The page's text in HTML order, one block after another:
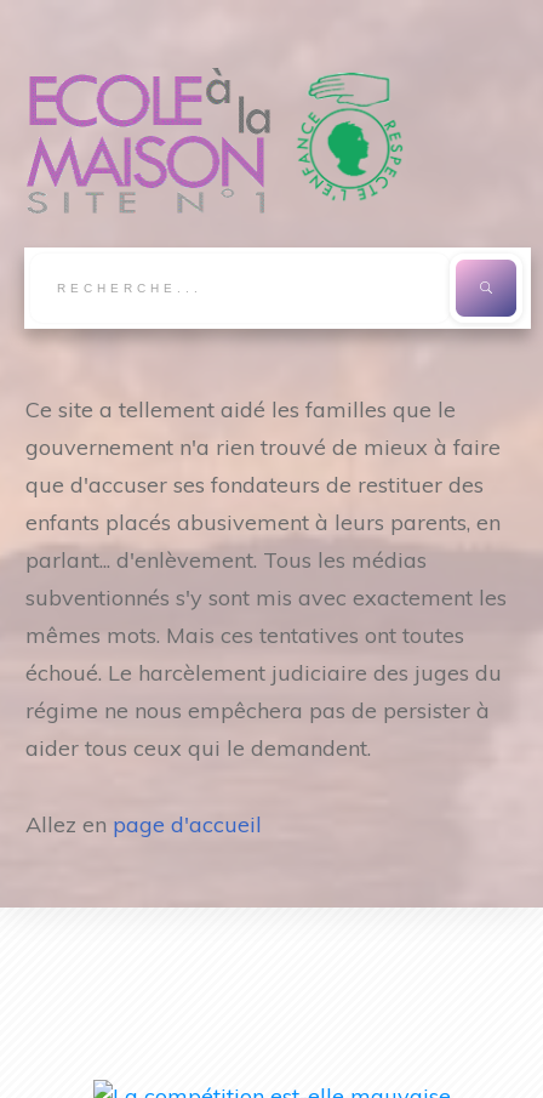
Ce site a tellement aidé les familles que le
gouvernement n'a rien trouvé de mieux à faire
que d'accuser ses fondateurs de restituer des
enfants placés abusivement à leurs parents, en
parlant... d'enlèvement. Tous les médias
subventionnés s'y sont mis avec exactement les
mêmes mots. Mais ces tentatives ont toutes
échoué. Le harcèlement judiciaire des juges du
régime ne nous empêchera pas de persister à
aider tous ceux qui le demandent.
Allez en page d'accueil